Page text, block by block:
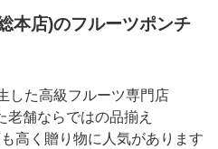
本店)のフルーツポンチ
した高級フルーツ専門店
老舗ならではの品揃え
高く贈り物に人気があります